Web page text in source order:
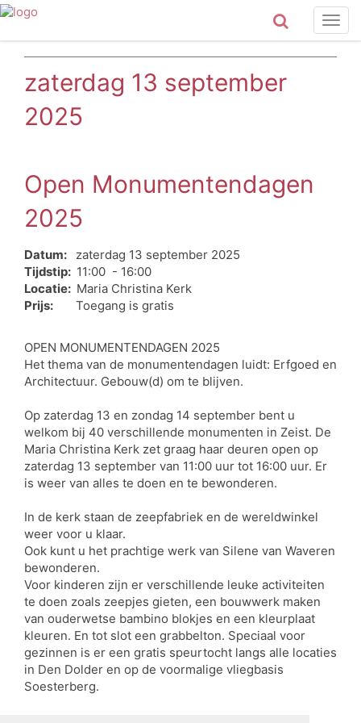
zaterdag 13 september
2025
Open Monumentendagen
2025
Datum:
zaterdag 13 september 2025
Tijdstip: 11:00 - 16:00
Locatie: Maria Christina Kerk
Prijs:
Toegang is gratis
OPEN MONUMENTENDAGEN 2025
Het thema van de monumentendagen luidt: Erfgoed en
Architectuur. Gebouw(d) om te blijven.
Op zaterdag 13 en zondag 14 september bent u
welkom bij 40 verschillende monumenten in Zeist. De
Maria Christina Kerk zet graag haar deuren open op
zaterdag 13 september van 11:00 uur tot 16:00 uur. Er
is weer van alles te doen en te bewonderen.
In de kerk staan de zeepfabriek en de wereldwinkel
weer voor u klaar.
Ook kunt u het prachtige werk van Silene van Waveren
bewonderen.
Voor kinderen zijn er verschillende leuke activiteiten
te doen zoals zeepjes gieten, een bouwwerk maken
van ouderwetse bambino blokjes en een kleurplaat
kleuren. En tot slot een grabbelton. Speciaal voor
gezinnen is er een gratis speurtocht langs alle locaties
in Den Dolder en op de voormalige vliegbasis
Soesterberg.